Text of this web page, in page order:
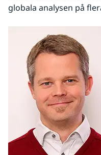
globala analysen på